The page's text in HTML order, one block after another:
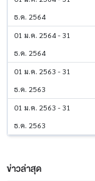
ธ.ค. 2564
01 ม.ค. 2564 - 31
ธ.ค. 2564
01 ม.ค. 2563 - 31
ธ.ค. 2563
01 ม.ค. 2563 - 31
ธ.ค. 2563
ข่าวล่าสุด